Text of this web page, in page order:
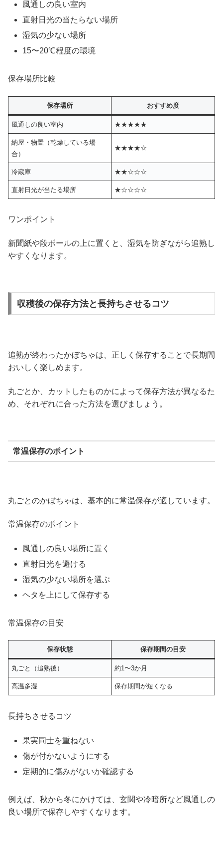
風通しの良い室内
直射日光の当たらない場所
湿気の少ない場所
15〜20℃程度の環境
保存場所比較
保存場所 おすすめ度
風通しの良い室内 ★★★★★
納屋・物置（乾燥している場
合）
★★★★☆
冷蔵庫 ★★☆☆☆
直射日光が当たる場所 ★☆☆☆☆
ワンポイント
新聞紙や段ボールの上に置くと、湿気を防ぎながら追熟し
やすくなります。
収穫後の保存方法と長持ちさせるコツ
追熟が終わったかぼちゃは、正しく保存することで長期間
おいしく楽しめます。
丸ごとか、カットしたものかによって保存方法が異なるた
め、それぞれに合った方法を選びましょう。
常温保存のポイント
丸ごとのかぼちゃは、基本的に常温保存が適しています。
常温保存のポイント
風通しの良い場所に置く
直射日光を避ける
湿気の少ない場所を選ぶ
ヘタを上にして保存する
常温保存の目安
保存状態 保存期間の目安
丸ごと（追熟後） 約1〜3か月
高温多湿 保存期間が短くなる
長持ちさせるコツ
果実同士を重ねない
傷が付かないようにする
定期的に傷みがないか確認する
例えば、秋から冬にかけては、玄関や冷暗所など風通しの
良い場所で保存しやすくなります。